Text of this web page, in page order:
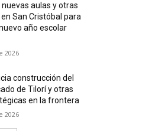
aulas y otras
San Cristóbal para
año escolar
2026
construcción del
de Tilorí y otras
en la frontera
2026